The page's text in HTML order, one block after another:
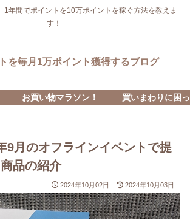
1年間でポイントを10万ポイントを稼ぐ方法を教えま
す！
を毎月1万ポイント獲得するブログ
お買い物マラソン！ 買いまわりに困
9月のオフラインイベントで提
品の紹介
2024年10月02日 2024年10月03日